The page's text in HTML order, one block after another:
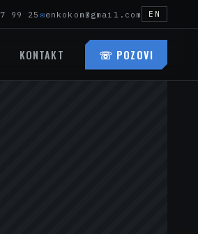
99 25✉enkokom@gmail.com EN
KONTAKT ☏ POZOVI